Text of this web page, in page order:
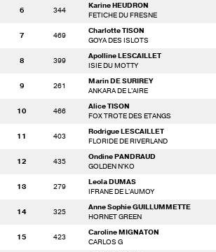
6 344
Karine HEUDRON
FETICHE DU FRESNE
7 469
Charlotte TISON
GOYA DES ISLOTS
8 399
Apolline LESCAILLET
ISIE DU MOTTY
9 261
Marin DE SURIREY
ANKARA DE L'AIRE
10 466
Alice TISON
FOX TROTE DES ETANGS
11 403
Rodrigue LESCAILLET
FLORIDE DE RIVERLAND
12 435
Ondine PANDRAUD
GOLDEN N'KO
13 279
Leola DUMAS
IFRANE DE L'AUMOY
14 325
Anne Sophie GUILLUMMETTE
HORNET GREEN
15 423
Caroline MIGNATON
CARLOS G